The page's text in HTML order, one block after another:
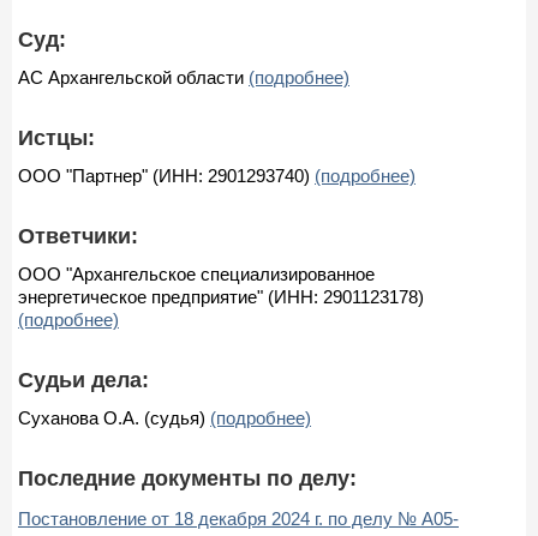
Суд:
АС Архангельской области (подробнее)
Истцы:
ООО "Партнер" (ИНН: 2901293740) (подробнее)
Ответчики:
ООО "Архангельское специализированное
энергетическое предприятие" (ИНН: 2901123178)
(подробнее)
Судьи дела:
Суханова О.А. (судья) (подробнее)
Последние документы по делу:
Постановление от 18 декабря 2024 г. по делу № А05-